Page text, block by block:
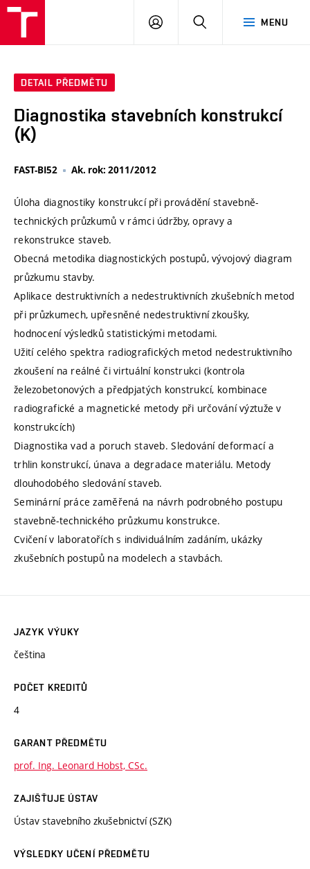
MENU
PŘIHLÁSIT
DETAIL PŘEDMĚTU
Diagnostika stavebních konstrukcí
(K)
FAST-BI52 Ak. rok: 2011/2012
Úloha diagnostiky konstrukcí při provádění stavebně-
technických průzkumů v rámci údržby, opravy a
rekonstrukce staveb.
Obecná metodika diagnostických postupů, vývojový diagram
průzkumu stavby.
Aplikace destruktivních a nedestruktivních zkušebních metod
při průzkumech, upřesněné nedestruktivní zkoušky,
hodnocení výsledků statistickými metodami.
Užití celého spektra radiografických metod nedestruktivního
zkoušení na reálné či virtuální konstrukci (kontrola
železobetonových a předpjatých konstrukcí, kombinace
radiografické a magnetické metody při určování výztuže v
konstrukcích)
Diagnostika vad a poruch staveb. Sledování deformací a
trhlin konstrukcí, únava a degradace materiálu. Metody
dlouhodobého sledování staveb.
Seminární práce zaměřená na návrh podrobného postupu
stavebně-technického průzkumu konstrukce.
Cvičení v laboratořích s individuálním zadáním, ukázky
zkušebních postupů na modelech a stavbách.
JAZYK VÝUKY
čeština
POČET KREDITŮ
4
GARANT PŘEDMĚTU
prof. Ing. Leonard Hobst, CSc.
ZAJIŠŤUJE ÚSTAV
Ústav stavebního zkušebnictví (SZK)
VÝSLEDKY UČENÍ PŘEDMĚTU